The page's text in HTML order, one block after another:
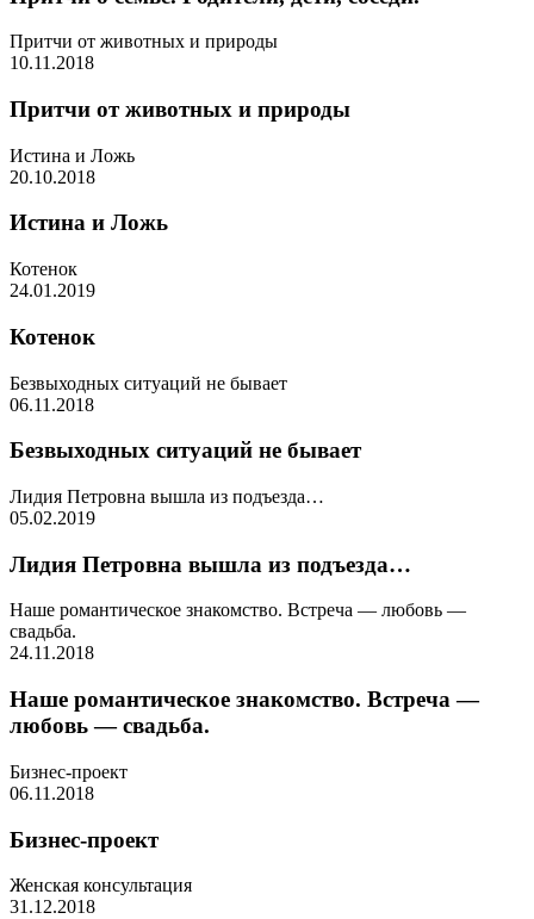
Притчи от животных и природы
10.11.2018
Притчи от животных и природы
Истина и Ложь
20.10.2018
Истина и Ложь
Котенок
24.01.2019
Котенок
Безвыходных ситуаций не бывает
06.11.2018
Безвыходных ситуаций не бывает
Лидия Петровна вышла из подъезда…
05.02.2019
Лидия Петровна вышла из подъезда…
Наше романтическое знакомство. Встреча — любовь —
свадьба.
24.11.2018
Наше романтическое знакомство. Встреча —
любовь — свадьба.
Бизнес-проект
06.11.2018
Бизнес-проект
Женская консультация
31.12.2018